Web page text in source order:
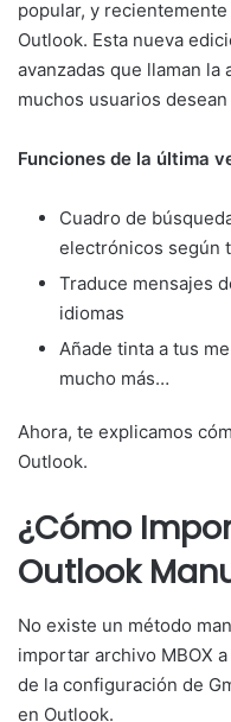
popular, y
Outlook. Esta nueva
avanzadas que llaman
muchos usuarios
Funciones de la última
Cuadro de
electrónicos según
Traduce mensajes
idiomas
Añade tinta a tus
mucho más…
Ahora, te explicamos
Outlook.
¿Cómo
Outlook
No existe un método
importar archivo MBOX
de la configuración de
en Outlook.